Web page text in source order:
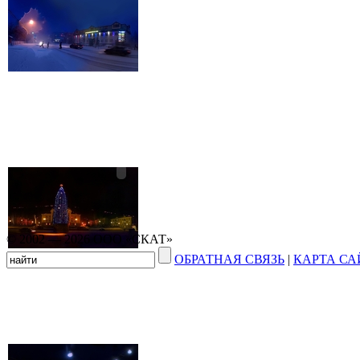
© 2002 — 2026 ООО «СКАТ»
ОБРАТНАЯ СВЯЗЬ | КАРТА